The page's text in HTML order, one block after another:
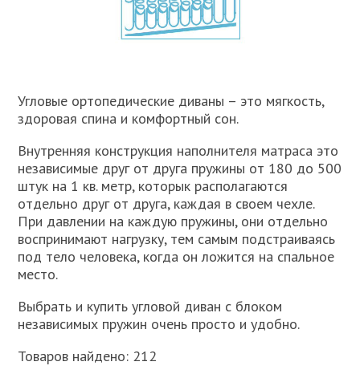
Угловые ортопедические диваны – это мягкость,
здоровая спина и комфортный сон.
Внутренняя конструкция наполнителя матраса это
независимые друг от друга пружины от 180 до 500
штук на 1 кв. метр, которык располагаются
отдельно друг от друга, каждая в своем чехле.
При давлении на каждую пружины, они отдельно
воспринимают нагрузку, тем самым подстраиваясь
под тело человека, когда он ложится на спальное
место.
Выбрать и купить угловой диван с блоком
независимых пружин очень просто и удобно.
Товаров найдено: 212